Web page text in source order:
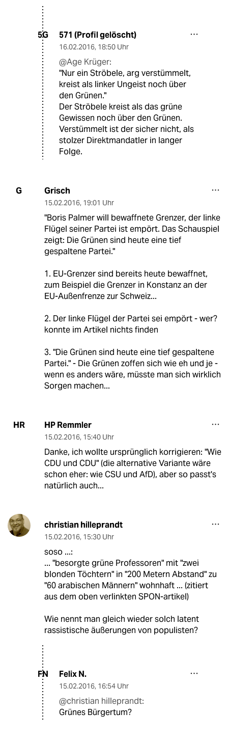
5G 571 (Profil gelöscht)
16.02.2016, 18:50 Uhr
@Age Krüger:
"Nur ein Ströbele, arg verstümmelt,
kreist als linker Ungeist noch über
den Grünen."
Der Ströbele kreist als das grüne
Gewissen noch über den Grünen.
Verstümmelt ist der sicher nicht, als
stolzer Direktmandatler in langer
Folge.
G Grisch
15.02.2016, 19:01 Uhr
"Boris Palmer will bewaffnete Grenzer, der linke
Flügel seiner Partei ist empört. Das Schauspiel
zeigt: Die Grünen sind heute eine tief
gespaltene Partei."
1. EU-Grenzer sind bereits heute bewaffnet,
zum Beispiel die Grenzer in Konstanz an der
EU-Außenfrenze zur Schweiz...
2. Der linke Flügel der Partei sei empört - wer?
konnte im Artikel nichts finden
3. "Die Grünen sind heute eine tief gespaltene
Partei." - Die Grünen zoffen sich wie eh und je -
wenn es anders wäre, müsste man sich wirklich
Sorgen machen...
HR HP Remmler
15.02.2016, 15:40 Uhr
Danke, ich wollte ursprünglich korrigieren: "Wie
CDU und CDU" (die alternative Variante wäre
schon eher: wie CSU und AfD), aber so passt's
natürlich auch...
christian hilleprandt
15.02.2016, 15:30 Uhr
soso ...:
... "besorgte grüne Professoren" mit "zwei
blonden Töchtern" in "200 Metern Abstand" zu
"60 arabischen Männern" wohnhaft ... (zitiert
aus dem oben verlinkten SPON-artikel)
Wie nennt man gleich wieder solch latent
rassistische äußerungen von populisten?
FN Felix N.
15.02.2016, 16:54 Uhr
@christian hilleprandt:
Grünes Bürgertum?